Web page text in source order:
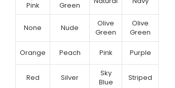
Pink
Green
None Nude
Olive
Green
Olive
Green
Orange Peach Pink Purple
Red Silver
Sky
Blue
Striped